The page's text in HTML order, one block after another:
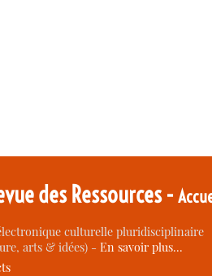
des Ressources -
culturelle pluridisciplinaire
arts & idées) -En savoir plus…